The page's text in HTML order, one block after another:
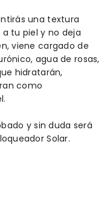
una textura
tu piel y no deja
viene cargado de
agua de rosas,
hidratarán,
como
y sin duda será
Solar.